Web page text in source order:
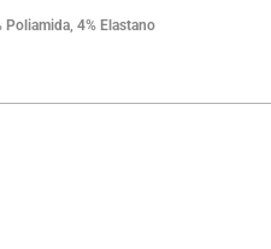
Poliamida, 4% Elastano